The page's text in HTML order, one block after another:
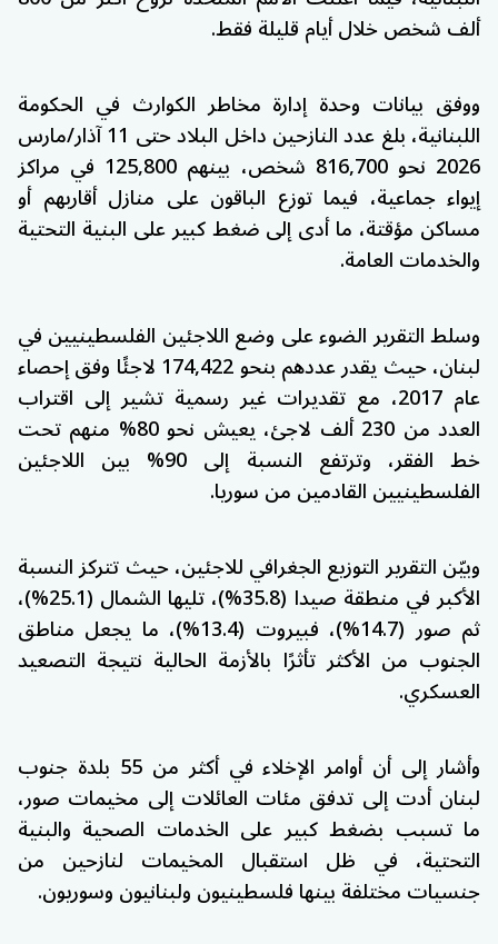
ألف شخص خلال أيام قليلة فقط.
ووفق بيانات وحدة إدارة مخاطر الكوارث في الحكومة
اللبنانية، بلغ عدد النازحين داخل البلاد حتى 11 آذار/مارس
2026 نحو 816,700 شخص، بينهم 125,800 في مراكز
إيواء جماعية، فيما توزع الباقون على منازل أقاربهم أو
مساكن مؤقتة، ما أدى إلى ضغط كبير على البنية التحتية
والخدمات العامة.
وسلط التقرير الضوء على وضع اللاجئين الفلسطينيين في
لبنان، حيث يقدر عددهم بنحو 174,422 لاجئًا وفق إحصاء
عام 2017، مع تقديرات غير رسمية تشير إلى اقتراب
العدد من 230 ألف لاجئ، يعيش نحو 80% منهم تحت
خط الفقر، وترتفع النسبة إلى 90% بين اللاجئين
الفلسطينيين القادمين من سوريا.
وبيّن التقرير التوزيع الجغرافي للاجئين، حيث تتركز النسبة
الأكبر في منطقة صيدا (35.8%)، تليها الشمال (25.1%)،
ثم صور (14.7%)، فبيروت (13.4%)، ما يجعل مناطق
الجنوب من الأكثر تأثرًا بالأزمة الحالية نتيجة التصعيد
العسكري.
وأشار إلى أن أوامر الإخلاء في أكثر من 55 بلدة جنوب
لبنان أدت إلى تدفق مئات العائلات إلى مخيمات صور،
ما تسبب بضغط كبير على الخدمات الصحية والبنية
التحتية، في ظل استقبال المخيمات لنازحين من
جنسيات مختلفة بينها فلسطينيون ولبنانيون وسوريون.